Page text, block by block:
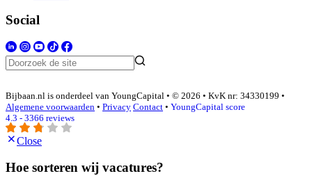
Social
Bijbaan.nl is onderdeel van YoungCapital • © 2026 • KvK nr: 34330199 •
Algemene voorwaarden • Privacy Contact • YoungCapital score
4.3 - 3366 reviews
Close
Hoe sorteren wij vacatures?